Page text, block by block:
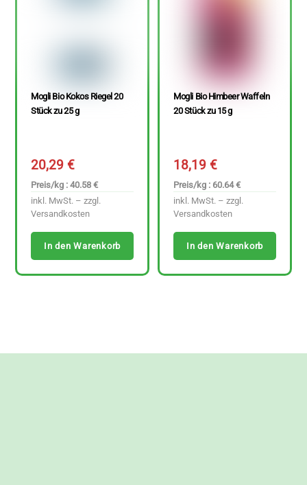
Mogli Bio Kokos Riegel 20
Stück zu 25 g
20,29€
Preis/kg : 40.58 €
inkl. MwSt. – zzgl.
Versandkosten
In den Warenkorb
Mogli Bio Himbeer Waffeln
20 Stück zu 15 g
18,19€
Preis/kg : 60.64 €
inkl. MwSt. – zzgl.
Versandkosten
In den Warenkorb